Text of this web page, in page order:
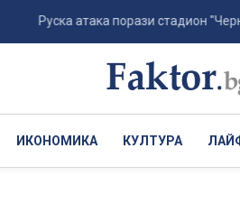
Руска атака порази стадион
ИКОНОМИКА КУЛТУРА